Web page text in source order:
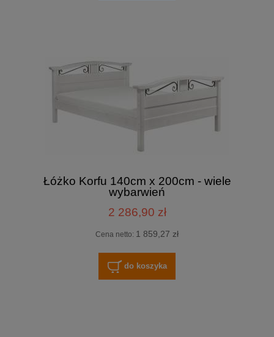
Łóżko Korfu 140cm x 200cm - wiele
wybarwień
2 286,90 zł
Cena netto: 1 859,27 zł
do koszyka